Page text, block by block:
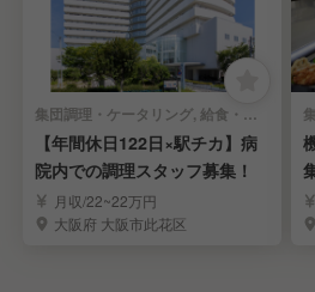
集団調理・ケータリング, 給食・社員食堂・介護・病院 | キッチンスタッフ
【年間休日122日×駅チカ】病
院内での調理スタッフ募集！
月収/22~22万円
大阪府 大阪市此花区